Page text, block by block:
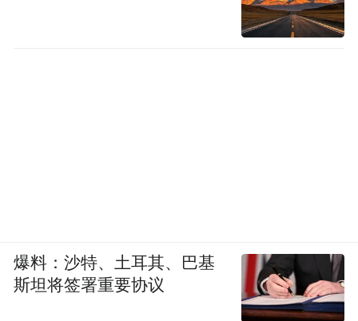
爆料：沙特、土耳其、巴基
斯坦将签署重要协议